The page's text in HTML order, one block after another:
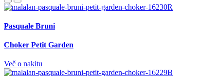
Pasquale Bruni
Choker Petit Garden
Več o nakitu